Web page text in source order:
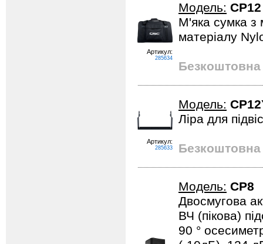
Артикул:
285634
Модель:
М'яка сумка з
матеріалу
Безкоштовна
Артикул:
285633
Модель:
Ліра для
Безкоштовна
Модель: CP8
Двосмугова
ВЧ (пікова)
90 °